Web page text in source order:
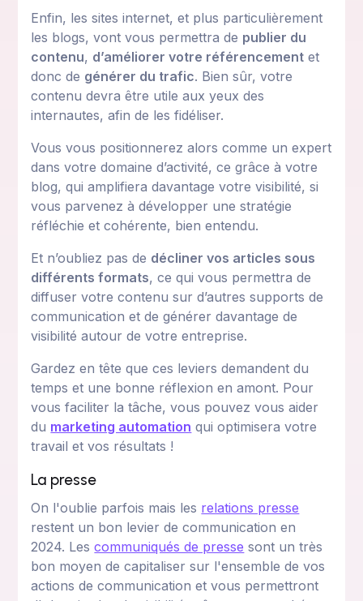
Enfin, les sites internet, et plus particulièrement
les blogs, vont vous permettra de publier du
contenu, d’améliorer votre référencement et
donc de générer du trafic. Bien sûr, votre
contenu devra être utile aux yeux des
internautes, afin de les fidéliser.
Vous vous positionnerez alors comme un expert
dans votre domaine d’activité, ce grâce à votre
blog, qui amplifiera davantage votre visibilité, si
vous parvenez à développer une stratégie
réfléchie et cohérente, bien entendu.
Et n’oubliez pas de décliner vos articles sous
différents formats, ce qui vous permettra de
diffuser votre contenu sur d’autres supports de
communication et de générer davantage de
visibilité autour de votre entreprise.
Gardez en tête que ces leviers demandent du
temps et une bonne réflexion en amont. Pour
vous faciliter la tâche, vous pouvez vous aider
du marketing automation qui optimisera votre
travail et vos résultats !
La presse
On l'oublie parfois mais les relations presse
restent un bon levier de communication en
2024. Lescommuniqués de presse sont un très
bon moyen de capitaliser sur l'ensemble de vos
actions de communication et vous permettront